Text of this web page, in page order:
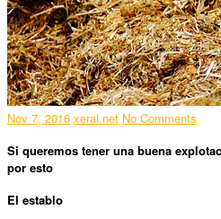
Nov 7, 2016 xeral.net No Comments
Si queremos tener una buena
por esto
El establo